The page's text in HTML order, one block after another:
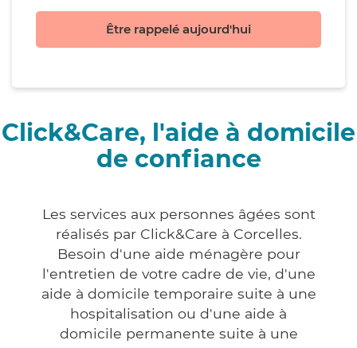
Être rappelé aujourd'hui
Click&Care, l'aide à domicile
de confiance
Les services aux personnes âgées sont
réalisés par Click&Care à Corcelles.
Besoin d'une aide ménagère pour
l'entretien de votre cadre de vie, d'une
aide à domicile temporaire suite à une
hospitalisation ou d'une aide à
domicile permanente suite à une